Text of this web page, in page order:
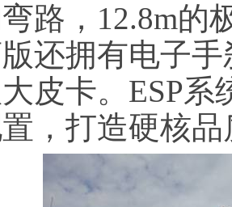
路， 12.8m的
还拥有电子
皮卡。 ESP系
，打造硬核